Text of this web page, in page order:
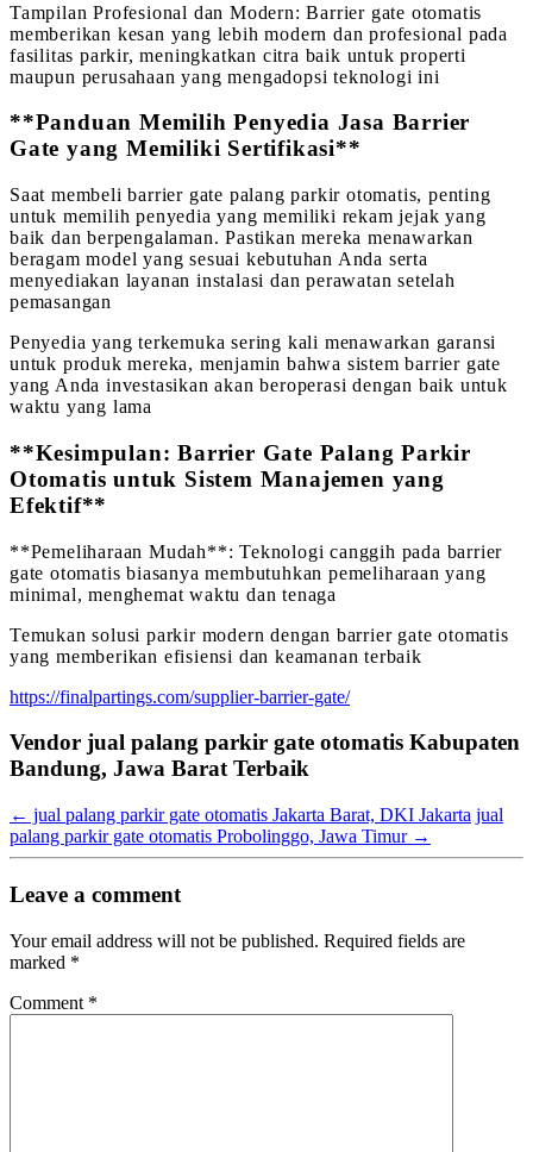
Tampilan Profesional dan Modern: Barrier gate otomatis
memberikan kesan yang lebih modern dan profesional pada
fasilitas parkir, meningkatkan citra baik untuk properti
maupun perusahaan yang mengadopsi teknologi ini
**Panduan Memilih Penyedia Jasa Barrier
Gate yang Memiliki Sertifikasi**
Saat membeli barrier gate palang parkir otomatis, penting
untuk memilih penyedia yang memiliki rekam jejak yang
baik dan berpengalaman. Pastikan mereka menawarkan
beragam model yang sesuai kebutuhan Anda serta
menyediakan layanan instalasi dan perawatan setelah
pemasangan
Penyedia yang terkemuka sering kali menawarkan garansi
untuk produk mereka, menjamin bahwa sistem barrier gate
yang Anda investasikan akan beroperasi dengan baik untuk
waktu yang lama
**Kesimpulan: Barrier Gate Palang Parkir
Otomatis untuk Sistem Manajemen yang
Efektif**
**Pemeliharaan Mudah**: Teknologi canggih pada barrier
gate otomatis biasanya membutuhkan pemeliharaan yang
minimal, menghemat waktu dan tenaga
Temukan solusi parkir modern dengan barrier gate otomatis
yang memberikan efisiensi dan keamanan terbaik
https://finalpartings.com/supplier-barrier-gate/
Vendor jual palang parkir gate otomatis Kabupaten
Bandung, Jawa Barat Terbaik
← jual palang parkir gate otomatis Jakarta Barat, DKI Jakarta jual
palang parkir gate otomatis Probolinggo, Jawa Timur →
Leave a comment
Your email address will not be published. Required fields are
marked *
Comment *